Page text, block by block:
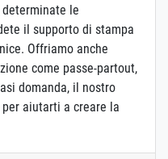
le
il supporto di stampa
Offriamo anche
come passe-partout,
domanda, il nostro
aiutarti a creare la